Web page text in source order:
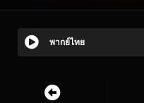
พากย์ไทย